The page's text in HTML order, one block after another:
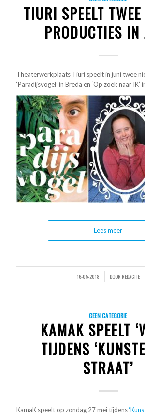
TIURI SPEELT
PRODUCTIES IN
Theaterwerkplaats Tiuri speelt in juni twee
‘Paradijsvogel’ in Breda en ‘Op zoek naar IK’
Lees meer
16-05-2018 DOOR REDACTIE
GEEN CATEGORIE
KAMAK SPEELT
TIJDENS
STRAAT’
KamaK speelt op zondag 27 mei tijdens